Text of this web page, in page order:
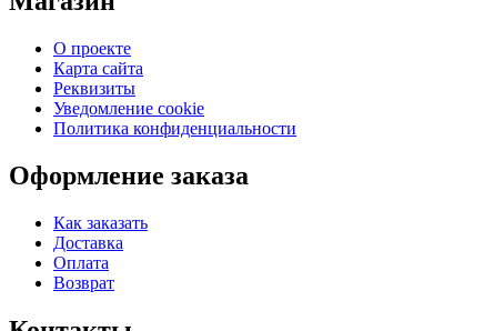
О проекте
Карта сайта
Реквизиты
Уведомление cookie
Политика конфиденциальности
Оформление заказа
Как заказать
Доставка
Оплата
Возврат